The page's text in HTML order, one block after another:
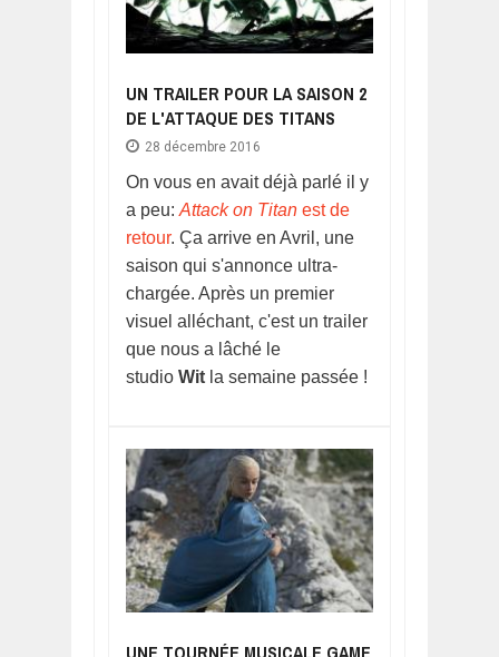
UN TRAILER POUR LA SAISON 2
DE L'ATTAQUE DES TITANS
28 décembre 2016
On vous en avait déjà parlé il y
a peu: Attack on Titan est de
retour. Ça arrive en Avril, une
saison qui s'annonce ultra-
chargée. Après un premier
visuel alléchant, c'est un trailer
que nous a lâché le
studio Wit la semaine passée !